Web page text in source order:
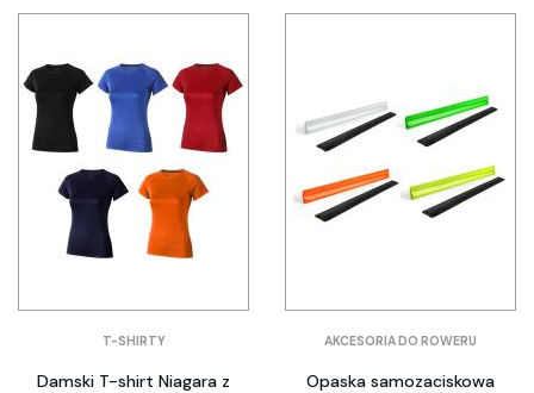
T-SHIRTY
Damski T-shirt Niagara z
AKCESORIA DO ROWERU
Opaska samozaciskowa